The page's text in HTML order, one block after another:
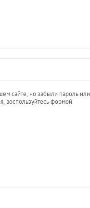
сайте, но забыли пароль или
воспользуйтесь формой